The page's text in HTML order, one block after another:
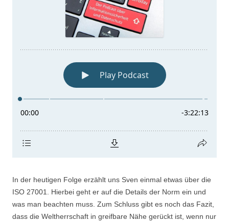
In der heutigen Folge erzählt uns Sven einmal etwas über die
ISO 27001. Hierbei geht er auf die Details der Norm ein und
was man beachten muss. Zum Schluss gibt es noch das Fazit,
dass die Weltherrschaft in greifbare Nähe gerückt ist, wenn nur